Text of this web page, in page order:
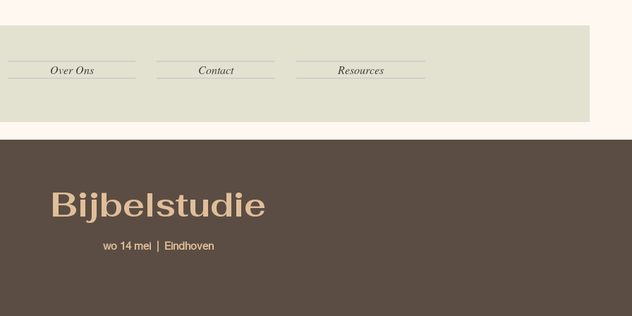
Over Ons Contact Resources
Bijbelstudie
wo 14 mei
  |
Eindhoven